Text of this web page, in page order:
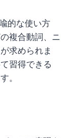
的な使い方
複合動詞、ニ
求められま
習得できる
。